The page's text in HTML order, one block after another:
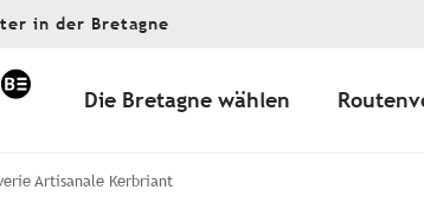
in der Bretagne
Die Bretagne wählen
Artisanale Kerbriant